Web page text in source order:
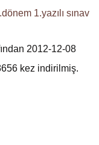
1.yazılı sınav
2012-12-08
kez indirilmiş.